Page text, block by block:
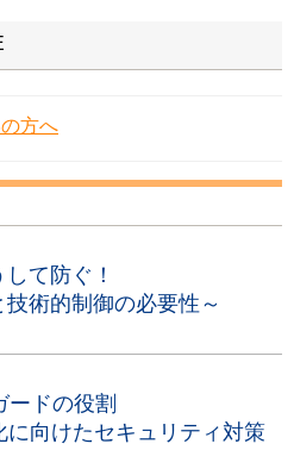
方へ
て防ぐ！
術的制御の必要性～
ードの役割
に向けたセキュリティ対策